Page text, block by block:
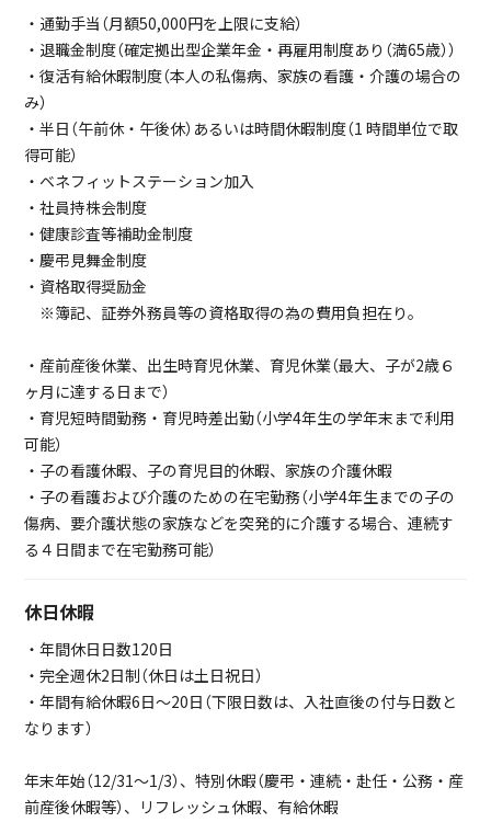
・通勤手当（月額50,000円を上限に支給）
・退職金制度（確定拠出型企業年金・再雇用制度あり（満65歳））
・復活有給休暇制度（本人の私傷病、家族の看護・介護の場合の
み）
・半日（午前休・午後休）あるいは時間休暇制度（1 時間単位で取
得可能）
・ベネフィットステーション加入
・社員持株会制度
・健康診査等補助金制度
・慶弔見舞金制度
・資格取得奨励金
※簿記、証券外務員等の資格取得の為の費用負担在り。
・産前産後休業、出生時育児休業、育児休業（最大、子が2歳６
ヶ月に達する日まで）
・育児短時間勤務・育児時差出勤（小学4年生の学年末まで利用
可能）
・子の看護休暇、子の育児目的休暇、家族の介護休暇
・子の看護および介護のための在宅勤務（小学4年生までの子の
傷病、要介護状態の家族などを突発的に介護する場合、連続す
る４日間まで在宅勤務可能）
休日休暇
・年間休日日数120日
・完全週休2日制（休日は土日祝日）
・年間有給休暇6日～20日（下限日数は、入社直後の付与日数と
なります）
年末年始（12/31～1/3）、特別休暇（慶弔・連続・赴任・公務・産
前産後休暇等）、リフレッシュ休暇、有給休暇